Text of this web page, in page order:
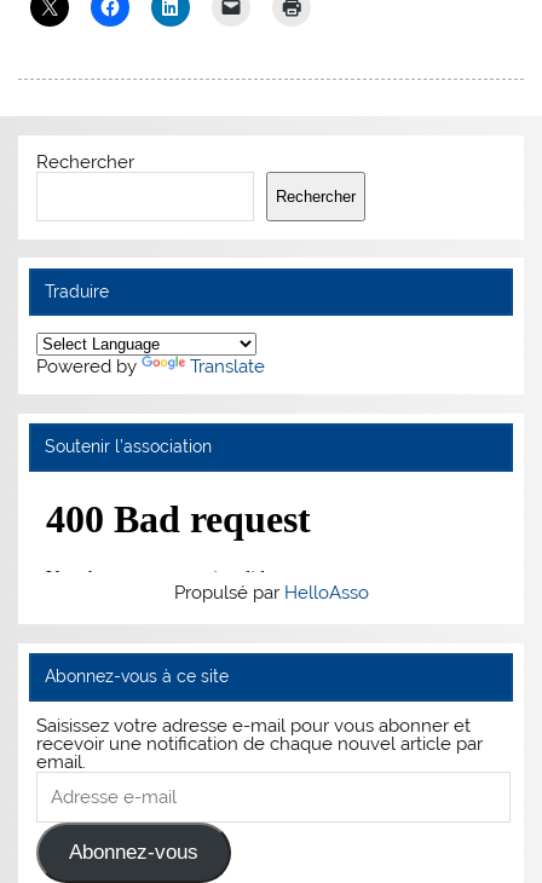
Rechercher
Rechercher
Traduire
Powered by Translate
Soutenir l’association
Propulsé par HelloAsso
Abonnez-vous à ce site
Saisissez votre adresse e-mail pour vous abonner et
recevoir une notification de chaque nouvel article par
email.
Adresse
e-
Abonnez-vous